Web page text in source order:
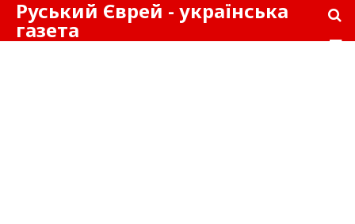
Руський Єврей - українська
газета